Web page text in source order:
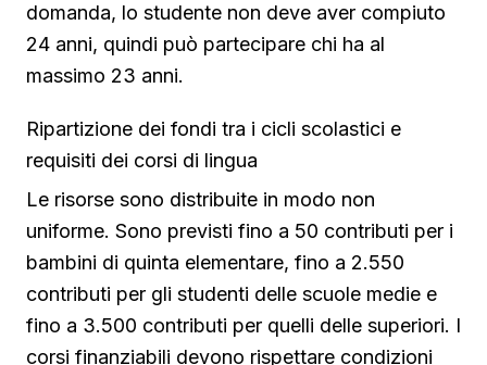
domanda, lo studente non deve aver compiuto
24 anni, quindi può partecipare chi ha al
massimo 23 anni.
Ripartizione dei fondi tra i cicli scolastici e
requisiti dei corsi di lingua
Le risorse sono distribuite in modo non
uniforme. Sono previsti fino a 50 contributi per i
bambini di quinta elementare, fino a 2.550
contributi per gli studenti delle scuole medie e
fino a 3.500 contributi per quelli delle superiori. I
corsi finanziabili devono rispettare condizioni